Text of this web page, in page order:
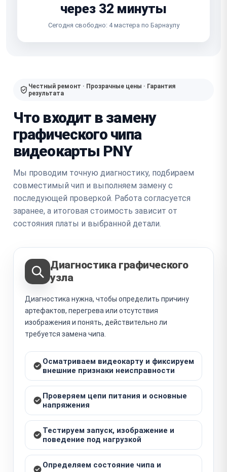
через 32 минуты
Сегодня свободно: 4 мастера по Барнаулу
Честный ремонт · Прозрачные цены · Гарантия
результата
Что входит в замену
графического чипа
видеокарты PNY
Мы проводим точную диагностику, подбираем
совместимый чип и выполняем замену с
последующей проверкой. Работа согласуется
заранее, а итоговая стоимость зависит от
состояния платы и выбранной детали.
Диагностика графического
узла
Диагностика нужна, чтобы определить причину
артефактов, перегрева или отсутствия
изображения и понять, действительно ли
требуется замена чипа.
Осматриваем видеокарту и фиксируем
внешние признаки неисправности
Проверяем цепи питания и основные
напряжения
Тестируем запуск, изображение и
поведение под нагрузкой
Определяем состояние чипа и